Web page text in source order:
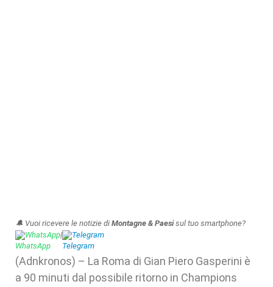
🔔 Vuoi ricevere le notizie di Montagne & Paesisul tuo smartphone?
WhatsApp| Telegram
(Adnkronos) – La Roma di Gian Piero Gasperini è
a 90 minuti dal possibile ritorno in Champions